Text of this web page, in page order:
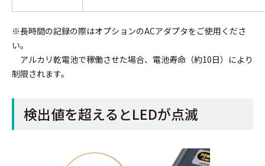
※長時間の記録の際はオプションのACアダプタをご使用くださ
い。
アルカリ乾電池で稼働させた場合、電池寿命（約10日）により
制限されます。
検出値を超えるとLEDが点滅